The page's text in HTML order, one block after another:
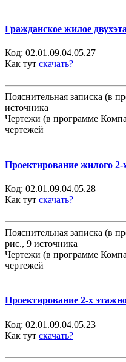
Гражданское жилое
Код: 02.01.09.04.05.27
Как тут скачать?
Пояснительная записка (в
источника
Чертежи (в программе
чертежей
Проектирование жилого 2-
Код: 02.01.09.04.05.28
Как тут скачать?
Пояснительная записка (в
рис., 9 источника
Чертежи (в программе
чертежей
Проектирование 2-х
Код: 02.01.09.04.05.23
Как тут скачать?